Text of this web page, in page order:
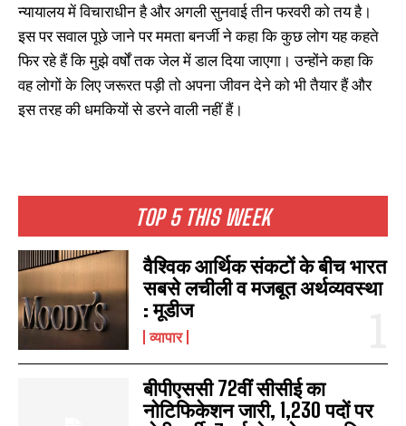
TOP 5 THIS WEEK
वैश्विक आर्थिक संकटों के बीच भारत
सबसे लचीली व मजबूत अर्थव्यवस्था
: मूडीज
व्यापार
बीपीएससी 72वीं सीसीई का
नोटिफिकेशन जारी, 1,230 पदों पर
न्यायालय में विचाराधीन है और अगली सुनवाई तीन फरवरी को तय है।
इस पर सवाल पूछे जाने पर ममता बनर्जी ने कहा कि कुछ लोग यह कहते
फिर रहे हैं कि मुझे वर्षों तक जेल में डाल दिया जाएगा। उन्होंने कहा कि
वह लोगों के लिए जरूरत पड़ी तो अपना जीवन देने को भी तैयार हैं और
इस तरह की धमकियों से डरने वाली नहीं हैं।